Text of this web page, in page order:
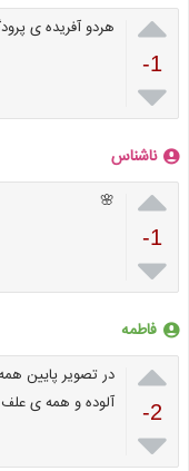

-1

هردو آفریده ی
ناشناس

-1

🌸
فاطمه

-2

در تصویر پایین
آلوده و همه ی علف